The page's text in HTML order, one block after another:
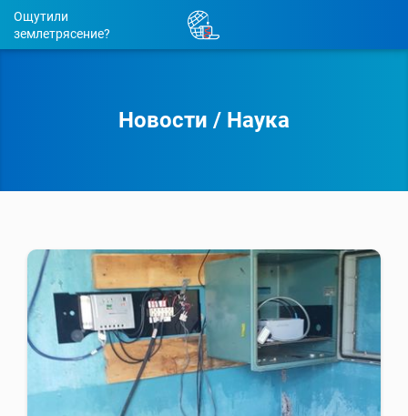
Ощутили
землетрясение?
Новости / Наука